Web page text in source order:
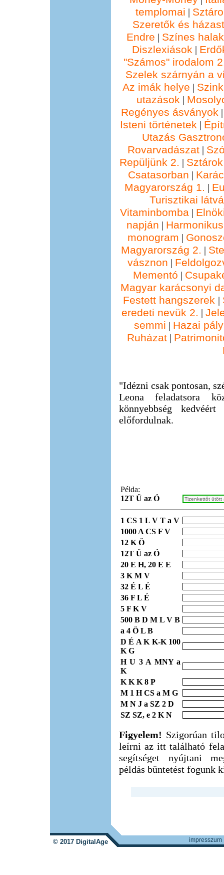
templomai |
Szeretők és
Endre | Színes
Diszlexiások |
"Számos" irodalom
Szelek szárnyán a
Az imák helye |
utazások |
Regényes ásványok
Isteni történetek |
Utazás
Rovarvadászat|
Repüljünk 2. |
Csatasorban |
Magyarország 1. |
Turisztikai
Vitaminbomba|
napján |
monogram |
Magyarország 2. |
vásznon |
Mementó |
Magyar karácsonyi
Festett hangszerek |
eredeti nevük 2. |
semmi | Hazai
Ruházat|
"Idézni csak pontosan,
Leona feladatsora
könnyebbség
előfordulnak.
Példa:
12T Ü az Ó
1 CS 1 L V T a V
1000 A CS F V
12 K Ö
12T Ü az Ó
20 E H, 20 E E
3 K M V
32 É L É
36 F L É
5 F K V
500 B D M L V B
a 4 Ö L B
D É A K K-K 100
K G
H U 3 A MNY a
K
K K K 8 P
M 1 H CS a M G
M N J a SZ 2 D
SZ SZ, e 2 K N
Figyelem! Szigorúan
leírni az itt található
segítséget nyújtani
példás büntetést fogunk
© 2017 DigitalAge impresszum